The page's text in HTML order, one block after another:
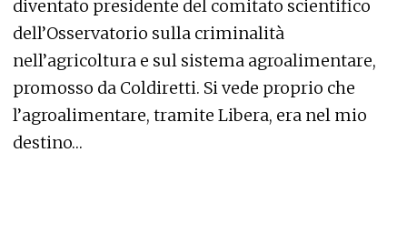
diventato presidente del comitato scientifico
dell’Osservatorio sulla criminalità
nell’agricoltura e sul sistema agroalimentare,
promosso da Coldiretti. Si vede proprio che
l’agroalimentare, tramite Libera, era nel mio
destino…